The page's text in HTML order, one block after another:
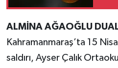
ALMİNA AĞAOĞLU
Kahramanmaraş’ta 15
saldırı, Ayser Çalık
KAHRAMANMARAŞ